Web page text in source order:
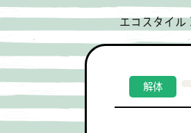
エコスタイル
解体